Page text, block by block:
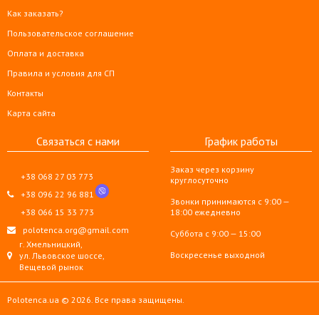
Как заказать?
Пользовательское соглашение
Оплата и доставка
Правила и условия для СП
Контакты
Карта сайта
Связаться с нами
+38 068 27 03 773
+38 096 22 96 881
+38 066 15 33 773
polotenca.org@gmail.com
г. Хмельницкий,
ул. Львовское шоссе,
Вещевой рынок
График работы
Заказ через корзину
круглосуточно
Звонки принимаются с 9:00 —
18:00 ежедневно
Суббота с 9:00 — 15:00
Воскресенье выходной
Polotenca.ua © 2026. Все права защищены.